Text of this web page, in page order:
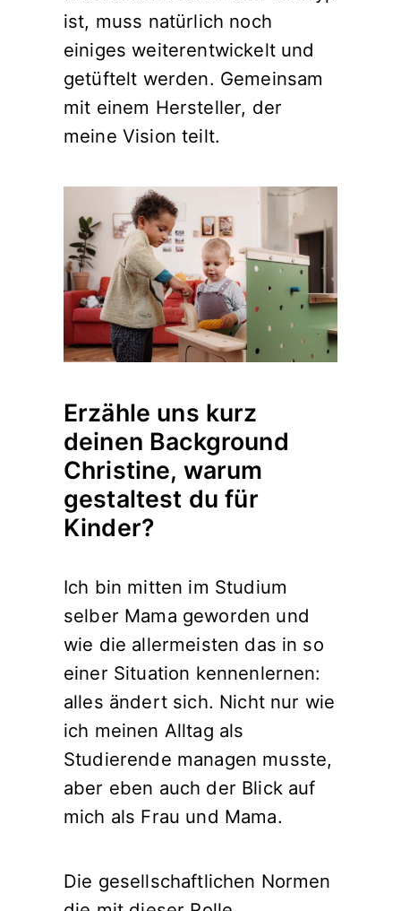
ist, muss natürlich noch
einiges weiterentwickelt und
getüftelt werden. Gemeinsam
mit einem Hersteller, der
meine Vision teilt.
Erzähle uns kurz
deinen Background
Christine, warum
gestaltest du für
Kinder?
Ich bin mitten im Studium
selber Mama geworden und
wie die allermeisten das in so
einer Situation kennenlernen:
alles ändert sich. Nicht nur wie
ich meinen Alltag als
Studierende managen musste,
aber eben auch der Blick auf
mich als Frau und Mama.
Die gesellschaftlichen Normen